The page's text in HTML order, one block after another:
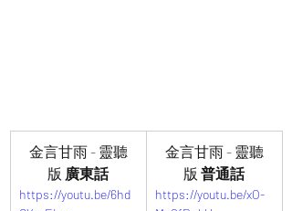
金言甘雨 - 靈聽
版 廣東話
https://youtu.be/6hd
金言甘雨 - 靈聽
版 普通話
https://youtu.be/xO-